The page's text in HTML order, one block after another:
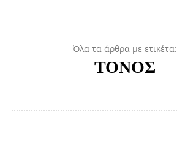
Όλα τα άρθρα με ετικέτα:
ΤΟΝΟΣ